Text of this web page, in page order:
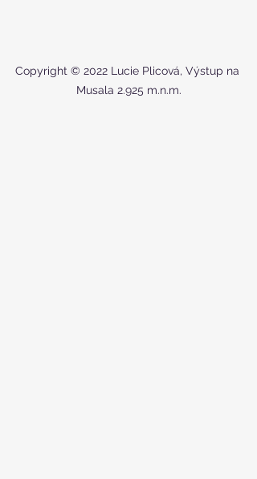
Copyright © 2022 Lucie Plicová, Výstup na
Musala 2.925 m.n.m.